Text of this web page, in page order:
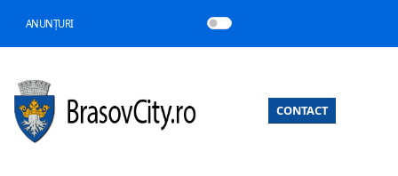
ANUNȚURI
CONTACT